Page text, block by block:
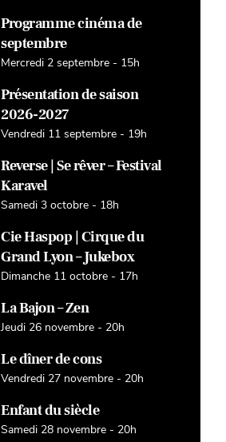
Programme cinéma de
septembre
Mercredi 2 septembre - 15h
Présentation de saison
2026-2027
Vendredi 11 septembre - 19h
Reverse | Se rêver – Festival
Karavel
Samedi 3 octobre - 18h
Cie Haspop | Cirque du
Grand Lyon – Jukebox
Dimanche 11 octobre - 17h
La Bajon – Zen
Jeudi 26 novembre - 20h
Le dîner de cons
Vendredi 27 novembre - 20h
Enfant du siècle
Samedi 28 novembre - 20h